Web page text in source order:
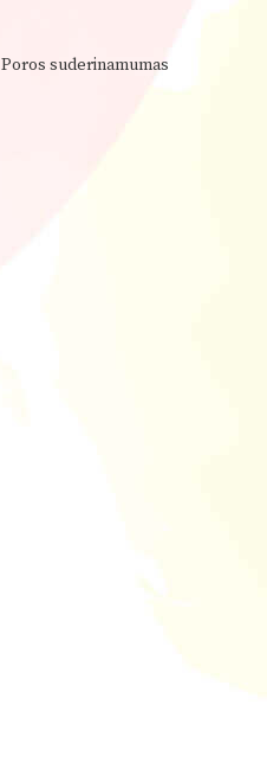
Poros suderinamumas